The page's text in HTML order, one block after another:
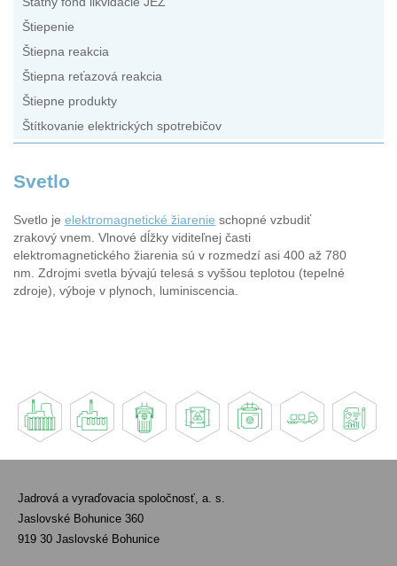
Štiepenie
Štiepna reakcia
Štiepna reťazová reakcia
Štiepne produkty
Štítkovanie elektrických spotrebičov
Svetlo
Svetlo je elektromagnetické žiarenie schopné vzbudiť
zrakový vnem. Vlnové dĺžky viditeľnej časti
elektromagnetického žiarenia sú v rozmedzí asi 400 až 780
nm. Zdrojmi svetla bývajú telesá s vyššou teplotou (tepelné
zdroje), výboje v plynoch, luminiscencia.
Jadrová a vyraďovacia spoločnosť, a. s.
Jaslovské Bohunice 360
919 30 Jaslovské Bohunice